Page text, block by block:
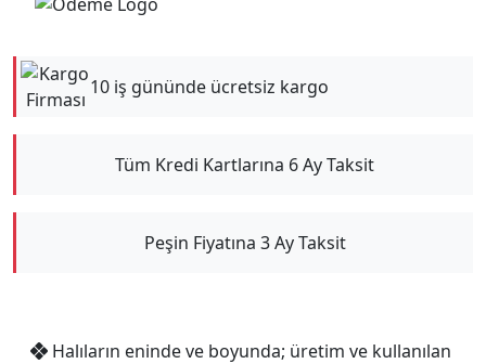
10 iş gününde ücretsiz kargo
Tüm Kredi Kartlarına 6 Ay Taksit
Peşin Fiyatına 3 Ay Taksit
Halıların eninde ve boyunda; üretim ve kullanılan